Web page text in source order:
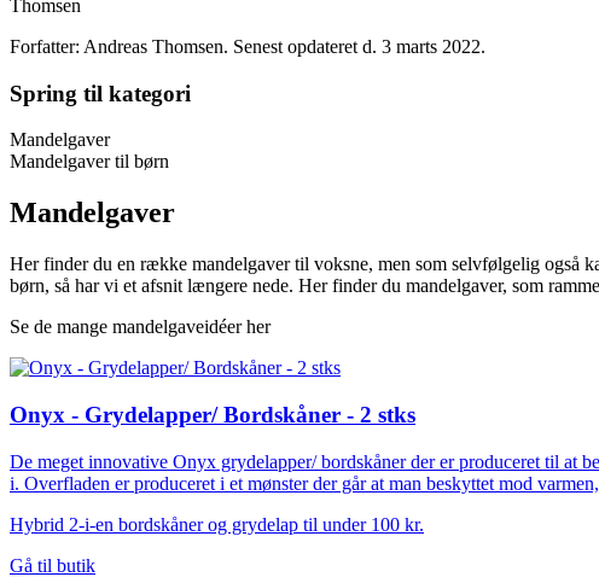
Forfatter: Andreas Thomsen. Senest opdateret d. 3 marts 2022.
Spring til kategori
Mandelgaver
Mandelgaver til børn
Mandelgaver
Her finder du en række mandelgaver til voksne, men som selvfølgelig også
børn, så har vi et afsnit længere nede. Her finder du mandelgaver, som
Se de mange mandelgaveidéer her
Onyx - Grydelapper/ Bordskåner - 2 stks
De meget innovative Onyx grydelapper/ bordskåner der er produceret til at
i. Overfladen er produceret i et mønster der går at man beskyttet mod
Hybrid 2-i-en bordskåner og grydelap til under 100 kr.
Gå til butik